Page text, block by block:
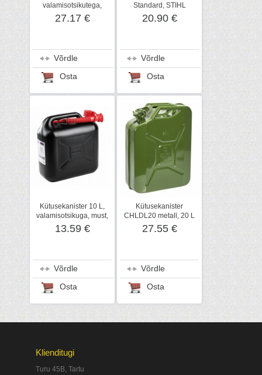
valamisotsikutega,
oranž, Ratioparts
27.17 €
Võrdle
Osta
Standard, STIHL
20.90 €
Võrdle
Osta
Kütusekanister 10 L,
valamisotsikuga, must,
Ratioparts
13.59 €
Võrdle
Osta
Kütusekanister
CHLDL20 metall, 20 L
27.55 €
Võrdle
Osta
Klienditugi
Turu 45B, Tartu